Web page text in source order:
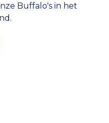
Buffalo's in het